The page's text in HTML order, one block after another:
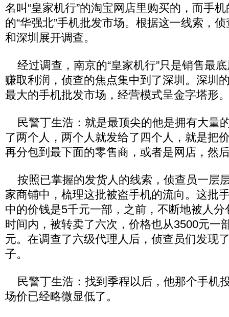
名叫“皇家机行”的淘宝网店里购买的，而手
的“华强北”手机批发市场。根据这一线索，
和深圳展开调查。
经过调查，南京的“皇家机行”只是销售最
赚取利润，侦查的焦点集中到了深圳。深圳
最大的手机批发市场，经营模式呈金字塔形
民警丁生浩：就是最顶尖的他是拥有大量
了两个人，两个人就发给了四个人，就是把
再分包到最下面的零售商，或者是网店，然
按照已掌握的发货人的线索，侦查员一层
家商铺中，梳理这批被盗手机的流向。这批
中的价钱是5千元一部，之前，不断地被人
时间内，被转卖了六次，价格也从3500元一
元。在调查了六级代理人后，侦查员们发现
子。
民警丁生浩：找到季程以后，他那个手机
场价已经略微显低了。